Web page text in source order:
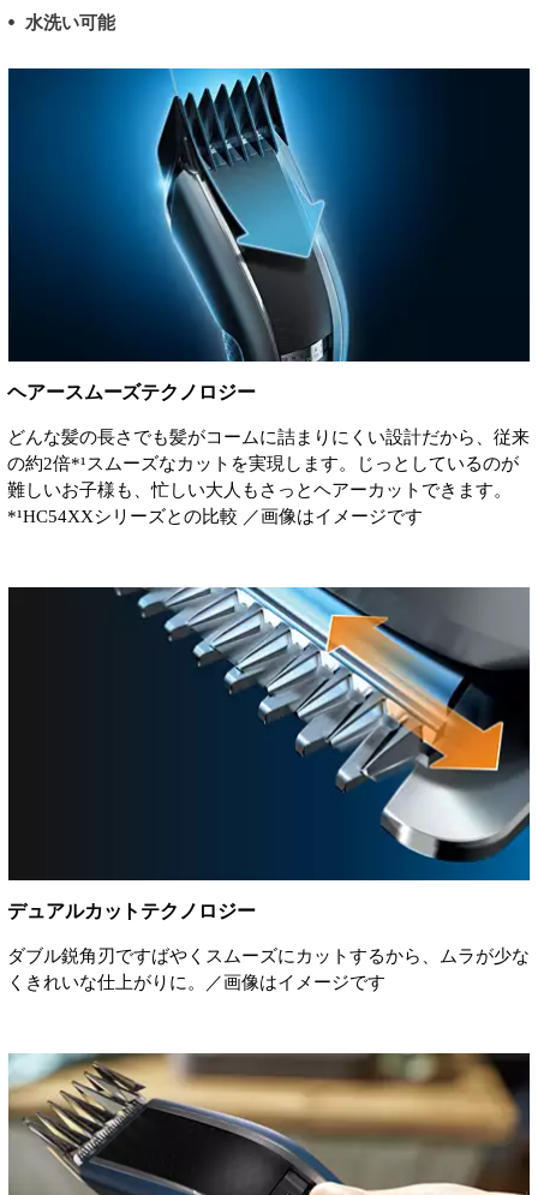
水洗い可能
ヘアースムーズテクノロジー
どんな髪の長さでも髪がコームに詰まりにくい設計だから、従来
の約2倍*¹スムーズなカットを実現します。じっとしているのが
難しいお子様も、忙しい大人もさっとヘアーカットできます。
*¹HC54XXシリーズとの比較 ／画像はイメージです
デュアルカットテクノロジー
ダブル鋭角刃ですばやくスムーズにカットするから、ムラが少な
くきれいな仕上がりに。／画像はイメージです